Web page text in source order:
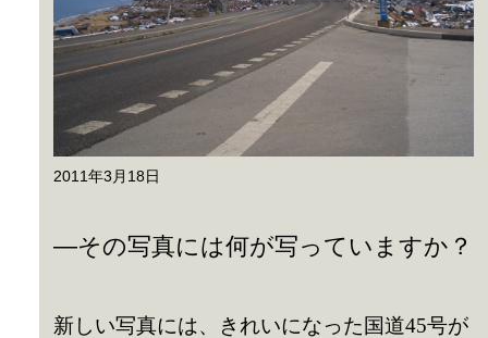
2011年3月18日
—その写真には何が写っていますか？
新しい写真には、きれいになった国道45号が